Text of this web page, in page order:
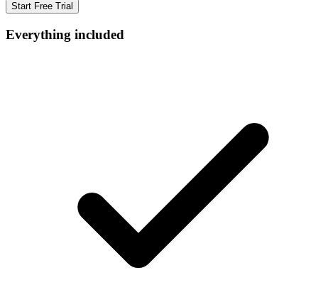
Start Free Trial
Everything included